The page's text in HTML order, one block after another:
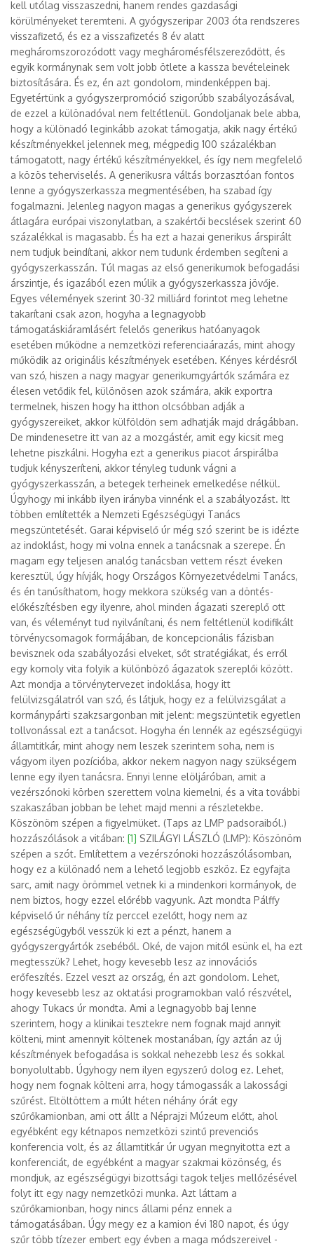
[1] SZILÁGYI LÁSZLÓ (LMP): Köszönöm
szépen a szót. Említettem a vezérszónoki hozzászólásomban,
hogy ez a különadó nem a lehető legjobb eszköz. Ez egyfajta
sarc, amit nagy örömmel vetnek ki a mindenkori kormányok, de
nem biztos, hogy ezzel előrébb vagyunk. Azt mondta Pálffy
képviselő úr néhány tíz perccel ezelőtt, hogy nem az
egészségügyből vesszük ki ezt a pénzt, hanem a
gyógyszergyártók zsebéből. Oké, de vajon mitől esünk el, ha ezt
megtesszük? Lehet, hogy kevesebb lesz az innovációs
erőfeszítés. Ezzel veszt az ország, én azt gondolom. Lehet,
hogy kevesebb lesz az oktatási programokban való részvétel,
ahogy Tukacs úr mondta. Ami a legnagyobb baj lenne
szerintem, hogy a klinikai tesztekre nem fognak majd annyit
költeni, mint amennyit költenek mostanában, így aztán az új
készítmények befogadása is sokkal nehezebb lesz és sokkal
bonyolultabb. Úgyhogy nem ilyen egyszerű dolog ez. Lehet,
hogy nem fognak költeni arra, hogy támogassák a lakossági
szűrést. Eltöltöttem a múlt héten néhány órát egy
szűrőkamionban, ami ott állt a Néprajzi Múzeum előtt, ahol
egyébként egy kétnapos nemzetközi szintű prevenciós
konferencia volt, és az államtitkár úr ugyan megnyitotta ezt a
konferenciát, de egyébként a magyar szakmai közönség, és
mondjuk, az egészségügyi bizottsági tagok teljes mellőzésével
folyt itt egy nagy nemzetközi munka. Azt láttam a
szűrőkamionban, hogy nincs állami pénz ennek a
támogatásában. Úgy megy ez a kamion évi 180 napot, és úgy
szűr több tízezer embert egy évben a maga módszereivel -